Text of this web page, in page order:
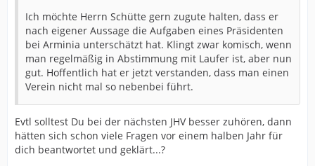
Ich möchte Herrn Schütte gern zugute halten, dass er
nach eigener Aussage die Aufgaben eines Präsidenten
bei Arminia unterschätzt hat. Klingt zwar komisch, wenn
man regelmäßig in Abstimmung mit Laufer ist, aber nun
gut. Hoffentlich hat er jetzt verstanden, dass man einen
Verein nicht mal so nebenbei führt.
Evtl solltest Du bei der nächsten JHV besser zuhören, dann
hätten sich schon viele Fragen vor einem halben Jahr für
dich beantwortet und geklärt...?